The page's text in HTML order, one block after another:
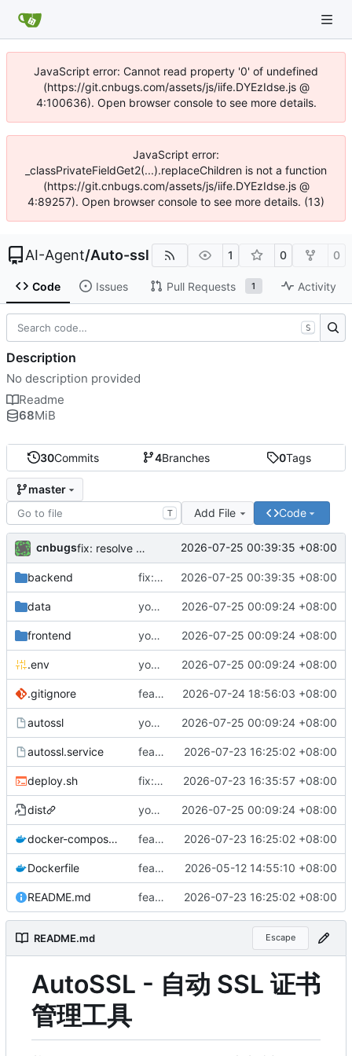
JavaScript error: Cannot read property '0' of undefined
(https://git.cnbugs.com/assets/js/iife.DYEzIdse.js @
4:100636). Open browser console to see more details.
JavaScript error:
_classPrivateFieldGet2(...).replaceChildren is not a function
(https://git.cnbugs.com/assets/js/iife.DYEzIdse.js @
4:89257). Open browser console to see more details. (13)
AI-Agent/Auto-ssl 1 0 0
Code Issues Pull Requests 1 Activity
30Commits 4Branches 0Tags
master
T Add File Code
cnbugs fix: resolve merge conflict in services/acme.go (debug logging + TrimSpace) 2026-07-25 00:39:35 +08:00
backend fix: resolve merge conflict in services/acme.go (debug logging + TrimSpace) 2026-07-25 00:39:35 +08:00
data youhua 2026-07-25 00:09:24 +08:00
frontend youhua 2026-07-25 00:09:24 +08:00
.env youhua 2026-07-25 00:09:24 +08:00
.gitignore feat: add DNS credential management with Web UI 2026-07-24 18:56:03 +08:00
autossl youhua 2026-07-25 00:09:24 +08:00
autossl.service feat: add login authentication and certificate expiry notifications 2026-07-23 16:25:02 +08:00
deploy.sh fix: include frontend dist assets in repo, fix deploy.sh syntax 2026-07-23 16:35:57 +08:00
dist youhua 2026-07-25 00:09:24 +08:00
docker-compose.yml feat: add login authentication and certificate expiry notifications 2026-07-23 16:25:02 +08:00
Dockerfile feat: AutoSSL certificate management tool with Web UI 2026-05-12 14:55:10 +08:00
README.md feat: add login authentication and certificate expiry notifications 2026-07-23 16:25:02 +08:00
README.md Escape
AutoSSL - 自动 SSL 证书
管理工具
S
Description
No description provided
Readme
68MiB